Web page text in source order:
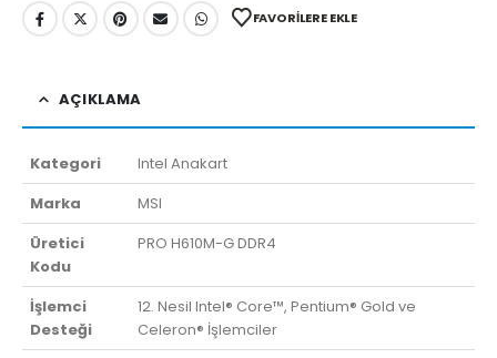
FAVORILERE EKLE
AÇIKLAMA
Kategori
Intel Anakart
Marka
MSI
Üretici
Kodu
PRO H610M-G DDR4
İşlemci
Desteği
12. Nesil Intel® Core™, Pentium® Gold ve
Celeron® İşlemciler